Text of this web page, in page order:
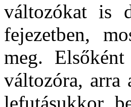
változókat is
fejezetben,
meg.
változóra, arra